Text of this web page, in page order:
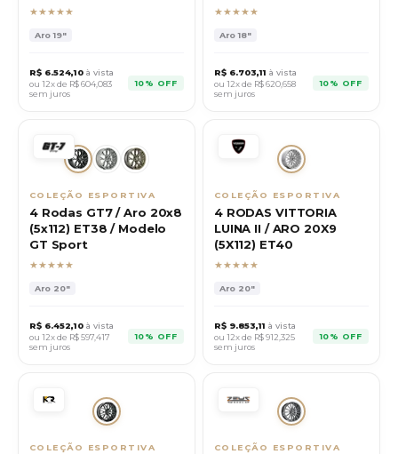
★★★★★
Aro19"
R$ 6.524,10 à vista
ou 12x de R$604,083
sem juros
10% OFF
★★★★★
Aro18"
R$ 6.703,11 à vista
ou 12x de R$620,658
sem juros
10% OFF
COLEÇÃO ESPORTIVA
4 Rodas GT7 / Aro 20x8
(5x112) ET38 / Modelo
GT Sport
★★★★★
Aro 20"
R$ 6.452,10 à vista
ou 12x de R$597,417
sem juros
10% OFF
COLEÇÃO ESPORTIVA
4 RODAS VITTORIA
LUINA II / ARO 20X9
(5X112) ET40
★★★★★
Aro 20"
R$ 9.853,11 à vista
ou 12x de R$912,325
sem juros
10% OFF
COLEÇÃO ESPORTIVA COLEÇÃO ESPORTIVA